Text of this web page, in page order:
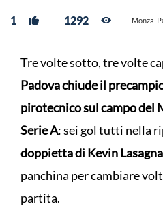
1 1292 Monza-
Tre volte sotto, tre volte
Padova chiude il
pirotecnico sul campo del
Serie A: sei gol tutti nella
doppietta di Kevin Lasagna
panchina per cambiare
partita.